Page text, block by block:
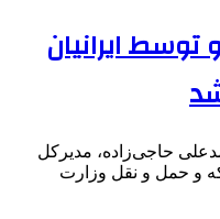
ایرانیان
حاجی‌زاده، مدیرکل
و حمل و نقل وزارت